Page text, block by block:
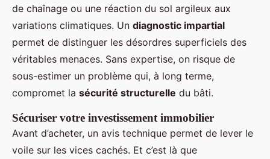
de chaînage ou une réaction du sol argileux aux
variations climatiques. Un diagnostic impartial
permet de distinguer les désordres superficiels des
véritables menaces. Sans expertise, on risque de
sous-estimer un problème qui, à long terme,
compromet la sécurité structurelle du bâti.
Sécuriser votre investissement immobilier
Avant d’acheter, un avis technique permet de lever le
voile sur les vices cachés. Et c’est là que